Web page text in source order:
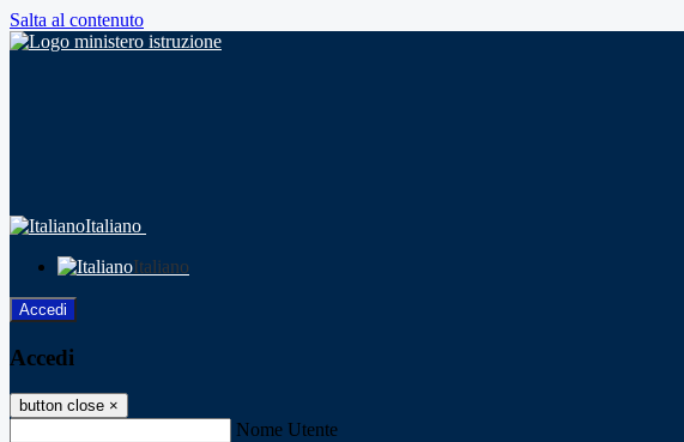
Salta al contenuto
Italiano
Italiano
Accedi
Accedi
button close ×
Nome Utente